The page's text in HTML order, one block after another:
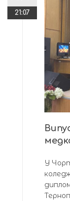
21:07
У